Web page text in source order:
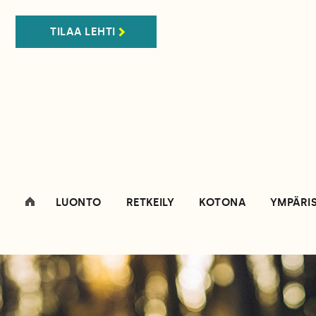
TILAA LEHTI
LUONTO RETKEILY KOTONA